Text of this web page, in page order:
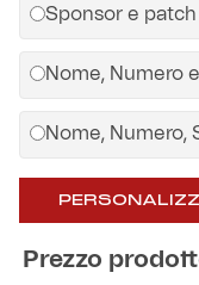
Sponsor e
Nome, Numero
Nome, Numero,
Prezzo